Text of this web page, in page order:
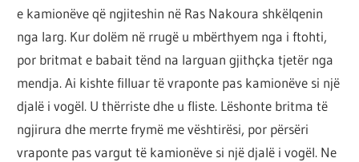
e kamionëve që ngjiteshin në Ras Nakoura shkëlqenin
nga larg. Kur dolëm në rrugë u mbërthyem nga i ftohti,
por britmat e babait tënd na larguan gjithçka tjetër nga
mendja. Ai kishte filluar të vraponte pas kamionëve si një
djalë i vogël. U thërriste dhe u fliste. Lëshonte britma të
ngjirura dhe merrte frymë me vështirësi, por përsëri
vraponte pas vargut të kamionëve si një djalë i vogël. Ne